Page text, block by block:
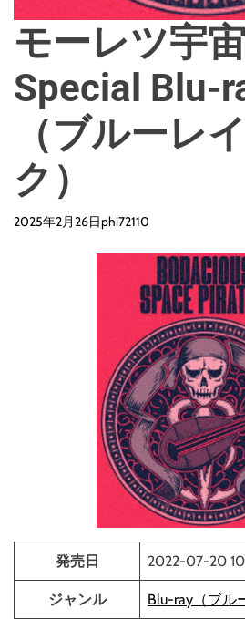
モーレツ宇
Special Blu-
（ブルーレ
ク）
2025年2月26日phi72110
発売日 2022-07-20
ジャンル Blu-ray（ブル